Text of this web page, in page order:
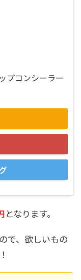
プコンシーラー
となります。
で、欲しいもの